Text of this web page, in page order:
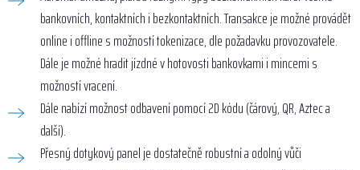
bankovních, kontaktních i bezkontaktních. Transakce je možné provádět
online i offline s možností tokenizace, dle požadavku provozovatele.
Dále je možné hradit jízdné v hotovosti bankovkami i mincemi s
možností vracení.
Dále nabízí možnost odbavení pomocí 2D kódu (čárový, QR, Aztec a
další).
Přesný dotykový panel je dostatečně robustní a odolný vůči